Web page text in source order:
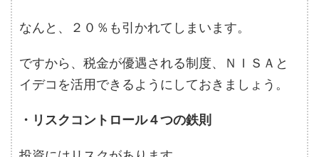
なんと、２０％も引かれてしまいます。
ですから、税金が優遇される制度、ＮＩＳＡと
イデコを活用できるようにしておきましょう。
・リスクコントロール４つの鉄則